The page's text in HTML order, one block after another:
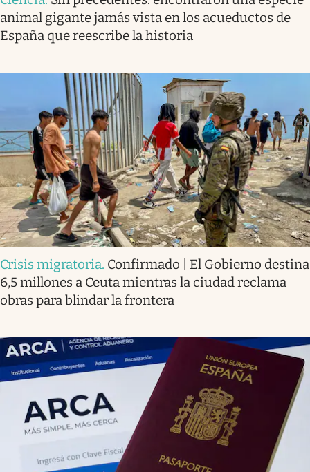
animal gigante jamás vista en los acueductos de
España que reescribe la historia
Crisis migratoria. Confirmado | El Gobierno destina
6,5 millones a Ceuta mientras la ciudad reclama
obras para blindar la frontera